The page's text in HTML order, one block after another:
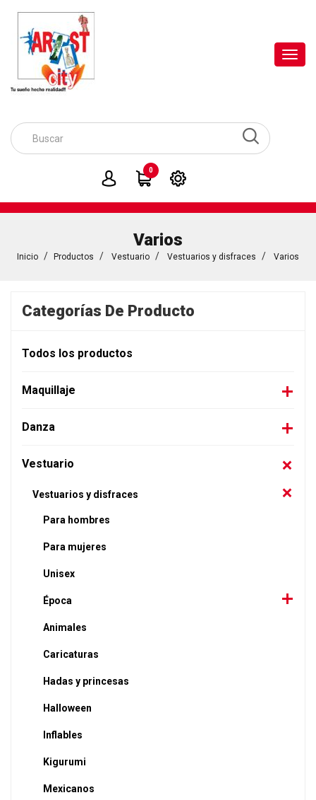
0
Varios
Inicio Productos Vestuario Vestuarios y disfraces Varios
Categorías De Producto
Todos los productos
Maquillaje
Danza
Vestuario
Vestuarios y disfraces
Para hombres
Para mujeres
Unisex
Época
Animales
Caricaturas
Hadas y princesas
Halloween
Inflables
Kigurumi
Mexicanos